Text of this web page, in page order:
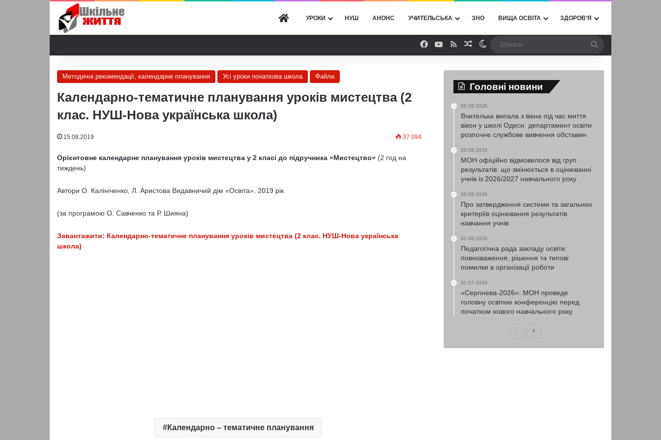
ГОЛОВНА
УРОКИ НУШ АНОНС УЧИТЕЛЬСЬКА ЗНО ВИЩА ОСВІТА ЗДОРОВ’Я
Facebook
YouTube
RSSВипадкова стаття
Switch skin
Методичні рекомендації, календарне планування Усі уроки початкова школа Файли
Календарно-тематичне планування уроків мистецтва (2
клас. НУШ-Нова українська школа)
15.08.2019 37 094
Орієнтовне календарне планування уроків мистецтва у 2 класі до підручника «Мистецтво» (2 год на
тиждень)
Автори О. Калініченко, Л. Аристова Видавничий дім «Освіта», 2019 рік
(за програмою О. Савченко та Р. Шияна)
Завантажити: Календарно-тематичне планування уроків мистецтва (2 клас. НУШ-Нова українська
школа)
Календарно – тематичне планування
Головні новини
05.08.2026
Вчителька випала з вікна під час миття
вікон у школі Одеси: департамент освіти
розпочне службове вивчення обставин
05.08.2026
МОН офіційно відмовилося від груп
результатів: що змінюється в оцінюванні
учнів із 2026/2027 навчального року
05.08.2026
Про затвердження системи та загальних
критеріїв оцінювання результатів
навчання учнів
01.08.2026
Педагогічна рада закладу освіти:
повноваження, рішення та типові
помилки в організації роботи
31.07.2026
«Серпнева-2026»: МОН проведе
головну освітню конференцію перед
початком нового навчального року
ПопередняНаступна